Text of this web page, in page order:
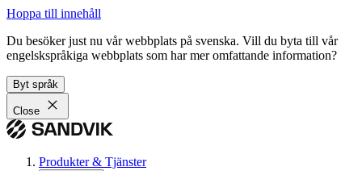
Hoppa till innehåll
Du besöker just nu vår webbplats på svenska. Vill du byta till vår
engelskspråkiga webbplats som har mer omfattande information?
Byt språk
Close
Produkter & Tjänster